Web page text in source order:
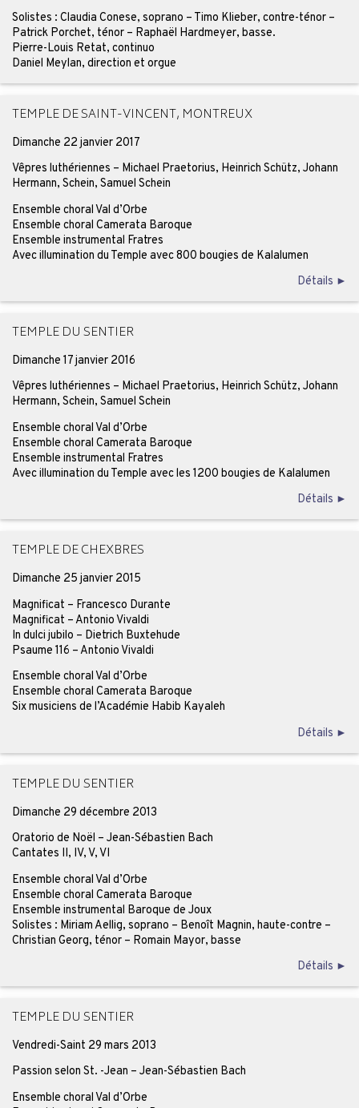
Solistes : Claudia Conese, soprano – Timo Klieber, contre-ténor –
Patrick Porchet, ténor – Raphaël Hardmeyer, basse.
Pierre-Louis Retat, continuo
Daniel Meylan, direction et orgue
TEMPLE DE SAINT-VINCENT, MONTREUX
Dimanche 22 janvier 2017
Vêpres luthériennes – Michael Praetorius, Heinrich Schütz, Johann
Hermann, Schein, Samuel Schein
Ensemble choral Val d’Orbe
Ensemble choral Camerata Baroque
Ensemble instrumental Fratres
Avec illumination du Temple avec 800 bougies de Kalalumen
Détails ►
TEMPLE DU SENTIER
Dimanche 17 janvier 2016
Vêpres luthériennes – Michael Praetorius, Heinrich Schütz, Johann
Hermann, Schein, Samuel Schein
Ensemble choral Val d’Orbe
Ensemble choral Camerata Baroque
Ensemble instrumental Fratres
Avec illumination du Temple avec les 1200 bougies de Kalalumen
Détails ►
TEMPLE DE CHEXBRES
Dimanche 25 janvier 2015
Magnificat – Francesco Durante
Magnificat – Antonio Vivaldi
In dulci jubilo – Dietrich Buxtehude
Psaume 116 – Antonio Vivaldi
Ensemble choral Val d’Orbe
Ensemble choral Camerata Baroque
Six musiciens de l’Académie Habib Kayaleh
Détails ►
TEMPLE DU SENTIER
Dimanche 29 décembre 2013
Oratorio de Noël – Jean-Sébastien Bach
Cantates II, IV, V, VI
Ensemble choral Val d’Orbe
Ensemble choral Camerata Baroque
Ensemble instrumental Baroque de Joux
Solistes : Miriam Aellig, soprano – Benoît Magnin, haute-contre –
Christian Georg, ténor – Romain Mayor, basse
Détails ►
TEMPLE DU SENTIER
Vendredi-Saint 29 mars 2013
Passion selon St. -Jean – Jean-Sébastien Bach
Ensemble choral Val d’Orbe